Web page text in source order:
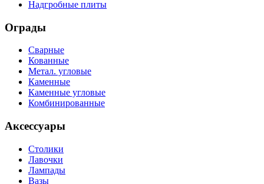
Надгробные плиты
Ограды
Сварные
Кованные
Метал. угловые
Каменные
Каменные угловые
Комбинированные
Аксессуары
Столики
Лавочки
Лампады
Вазы